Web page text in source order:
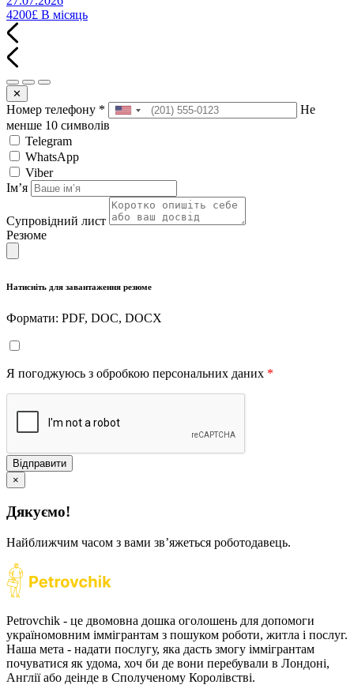
4200£ В місяць
✕
Номер телефону *
Не
менше 10 символів
Telegram
WhatsApp
Viber
Імʼя
Супровідний лист
Резюме
Натисніть для завантаження резюме
Формати: PDF, DOC, DOCX
Я погоджуюсь з обробкою персональних даних *
Відправити
×
Дякуємо!
Найближчим часом з вами звʼяжеться роботодавець.
Petrovchik - це двомовна дошка оголошень для допомоги
україномовним іммігрантам з пошуком роботи, житла і послуг.
Наша мета - надати послугу, яка дасть змогу іммігрантам
почуватися як удома, хоч би де вони перебували в Лондоні,
Англії або деінде в Сполученому Королівстві.